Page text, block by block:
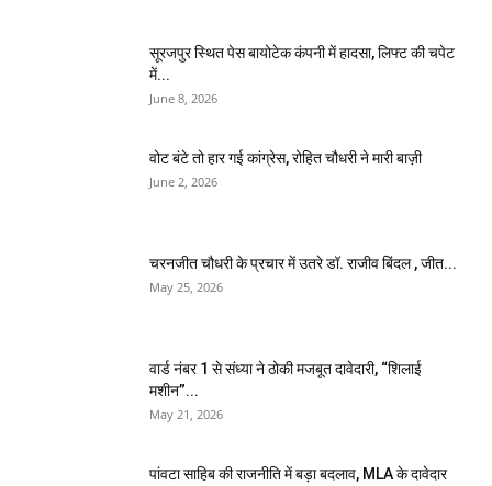
सूरजपुर स्थित पेस बायोटेक कंपनी में हादसा, लिफ्ट की चपेट
में...
June 8, 2026
वोट बंटे तो हार गई कांग्रेस, रोहित चौधरी ने मारी बाज़ी
June 2, 2026
चरनजीत चौधरी के प्रचार में उतरे डॉ. राजीव बिंदल , जीत...
May 25, 2026
वार्ड नंबर 1 से संध्या ने ठोकी मजबूत दावेदारी, “शिलाई
मशीन”...
May 21, 2026
पांवटा साहिब की राजनीति में बड़ा बदलाव, MLA के दावेदार